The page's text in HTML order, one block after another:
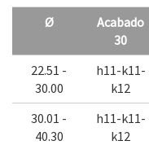
Ø
Acabado
30
22.51 -
30.00
h11-k11-
k12
30.01 -
40.30
h11-k11-
k12